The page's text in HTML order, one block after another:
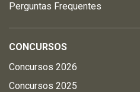
Perguntas Frequentes
CONCURSOS
Concursos 2026
Concursos 2025